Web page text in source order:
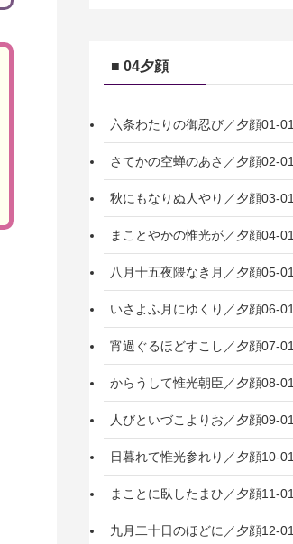
■ 04夕顔
六条わたりの御忍び／夕顔01-01
さてかの空蝉のあさ／夕顔02-01
秋にもなりぬ人やり／夕顔03-01
まことやかの惟光が／夕顔04-01
八月十五夜隈なき月／夕顔05-01
いさよふ月にゆくり／夕顔06-01
宵過ぐるほどすこし／夕顔07-01
からうして惟光朝臣／夕顔08-01
人びといづこよりお／夕顔09-01
日暮れて惟光参れり／夕顔10-01
まことに臥したまひ／夕顔11-01
九月二十日のほどに／夕顔12-01